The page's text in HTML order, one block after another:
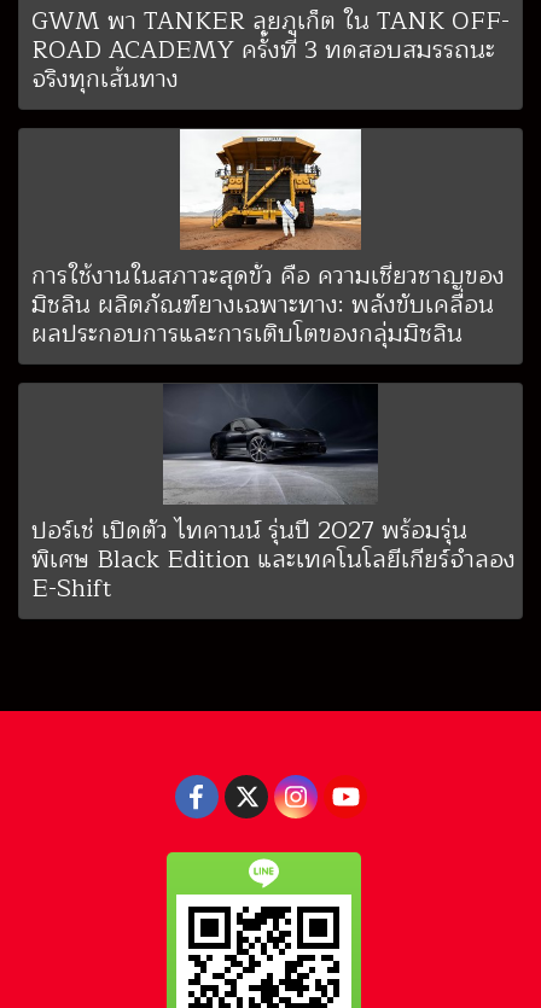
GWM พา TANKER ลุยภูเก็ต ใน TANK OFF-
ROAD ACADEMY ครั้งที่ 3 ทดสอบสมรรถนะ
จริงทุกเส้นทาง
การใช้งานในสภาวะสุดขั้ว คือ ความเชี่ยวชาญของ
มิชลิน ผลิตภัณฑ์ยางเฉพาะทาง: พลังขับเคลื่อน
ผลประกอบการและการเติบโตของกลุ่มมิชลิน
ปอร์เช่ เปิดตัว ไทคานน์ รุ่นปี 2027 พร้อมรุ่น
พิเศษ Black Edition และเทคโนโลยีเกียร์จำลอง
E-Shift